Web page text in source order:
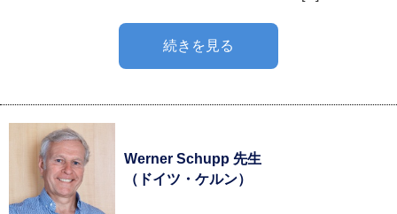
続きを見る
Werner Schupp 先生
（ドイツ・ケルン）